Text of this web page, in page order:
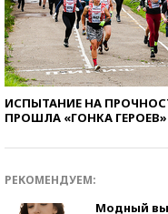
ИСПЫТАНИЕ НА
ПРОШЛА «ГОНКА ГЕРОЕВ»
РЕКОМЕНДУЕМ:
Модный